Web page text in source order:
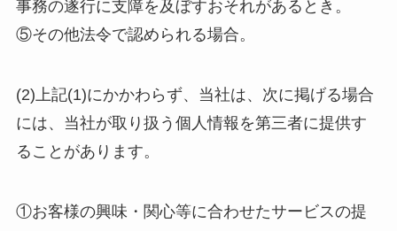
事務の遂行に支障を及ぼすおそれがあるとき。
⑤その他法令で認められる場合。
(2)上記(1)にかかわらず、当社は、次に掲げる場合
には、当社が取り扱う個人情報を第三者に提供す
ることがあります。
①お客様の興味・関心等に合わせたサービスの提